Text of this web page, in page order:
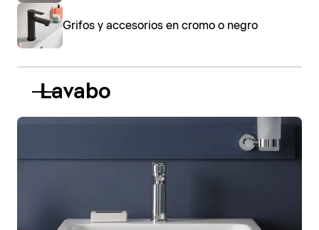
Grifos y accesorios en cromo o negro
Lavabo